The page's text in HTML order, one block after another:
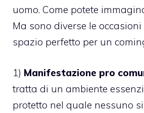
uomo. Come potete
Ma sono diverse le
spazio perfetto per un
1) Manifestazione pro
tratta di un ambiente
protetto nel quale nessuno